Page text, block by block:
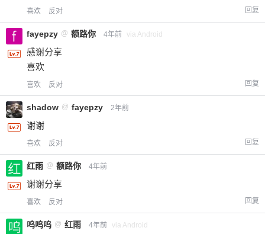
喜欢 反对 回复
fayepzy @ 额路你 4年前 via Android
感谢分享
喜欢
喜欢 反对 回复
shadow @ fayepzy 2年前
谢谢
喜欢 反对 回复
红雨 @ 额路你 4年前
谢谢分享
喜欢 反对 回复
呜呜呜 @ 红雨 4年前 via Android